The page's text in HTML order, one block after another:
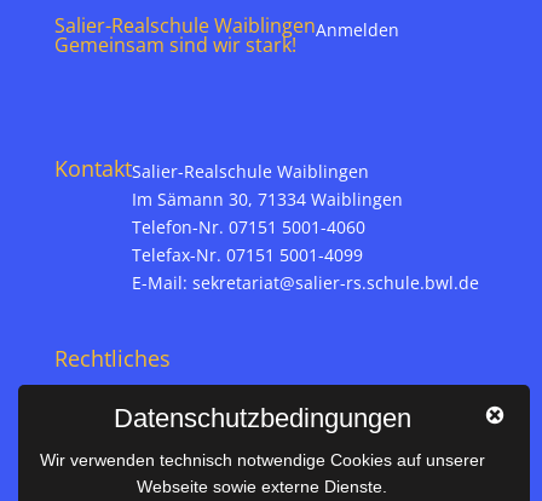
Salier-Realschule Waiblingen
Gemeinsam sind wir stark!
Anmelden
KontaktSalier-Realschule Waiblingen
Im Sämann 30, 71334 Waiblingen
Telefon-Nr. 07151 5001-4060
Telefax-Nr. 07151 5001-4099
E-Mail: sekretariat@salier-rs.schule.bwl.de
Rechtliches
Datenschutz
Datenschutzbedingungen
Wir verwenden technisch notwendige Cookies auf unserer
Webseite sowie externe Dienste.